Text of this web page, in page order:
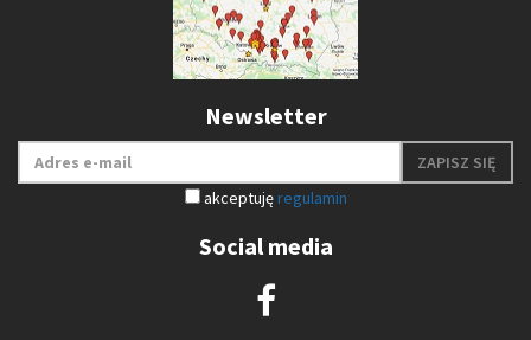
Newsletter
ZAPISZ SIĘ
akceptujęregulamin
Social media